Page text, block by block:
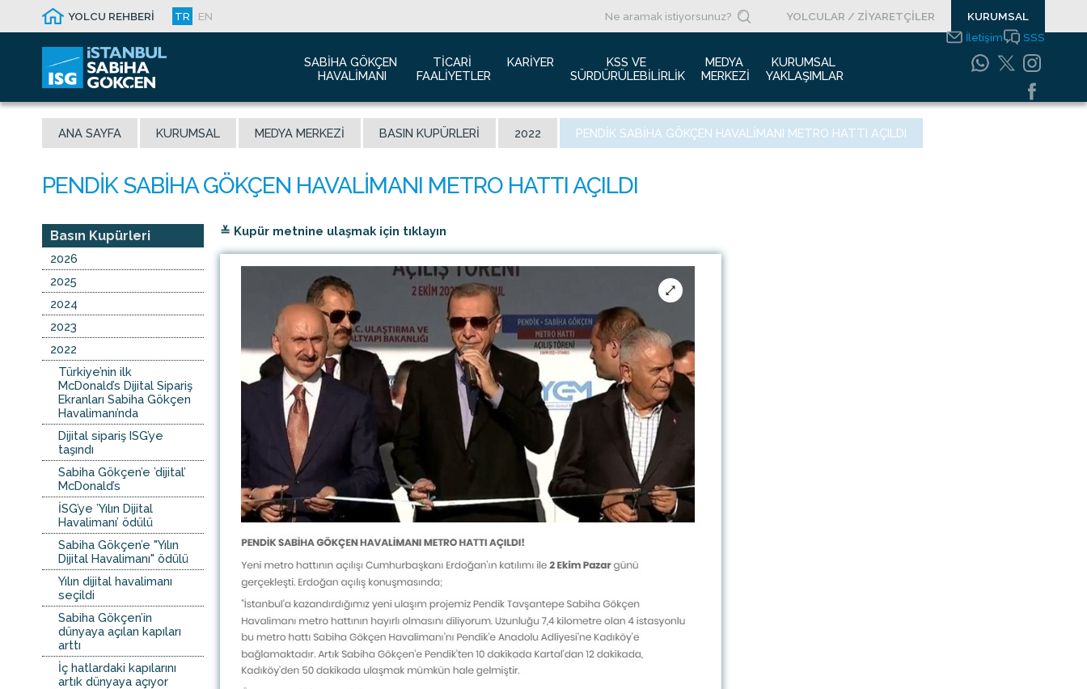
YOLCU REHBERİ TR EN YOLCULAR / ZİYARETÇİLER KURUMSAL
SABIHA GÖKÇEN
HAVALIMANI
Hakkımızda
Havalimanı Trafik Raporu
Ödüllerimiz
İletişim Bilgileri
Sabiha Gökçen Kimdir?
Malaysia Airports Holdings Berhad
TICARI
FAALIYETLER
Havacılık Pazarlama
Reklam Fırsatları
Kiralık Alanlar
Konferans Salonu
İhale Duyuruları
KARIYER
İnsan Kaynakları Politikası
KSS VE
SÜRDÜRÜLEBILIRLIK
Yeşil Havaalanı Projesi
Engelsiz Havaalanı
MEDYA
MERKEZI
Basın Bültenleri
Basın Kupürleri
KURUMSAL
YAKLAŞIMLAR
Sistemleri Politikamız
İletişim SSS
ANA SAYFA KURUMSAL MEDYA MERKEZI BASIN KUPÜRLERI 2022 PENDIK SABIHA GÖKÇEN HAVALIMANI METRO HATTI AÇILDI
≚ Kupür metnine ulaşmak için tıklayın
Basın Kupürleri
2026
2025
2024
2023
2022
Türkiye’nin ilk
McDonald’s Dijital Sipariş
Ekranları Sabiha Gökçen
Havalimanı’nda
Dijital sipariş ISG’ye
taşındı
Sabiha Gökçen’e ’dijital’
McDonald’s
İSG’ye ’Yılın Dijital
Havalimanı’ ödülü
Sabiha Gökçen’e "Yılın
Dijital Havalimanı" ödülü
Yılın dijital havalimanı
seçildi
Sabiha Gökçen’in
dünyaya açılan kapıları
arttı
İç hatlardaki kapılarını
artık dünyaya açıyor